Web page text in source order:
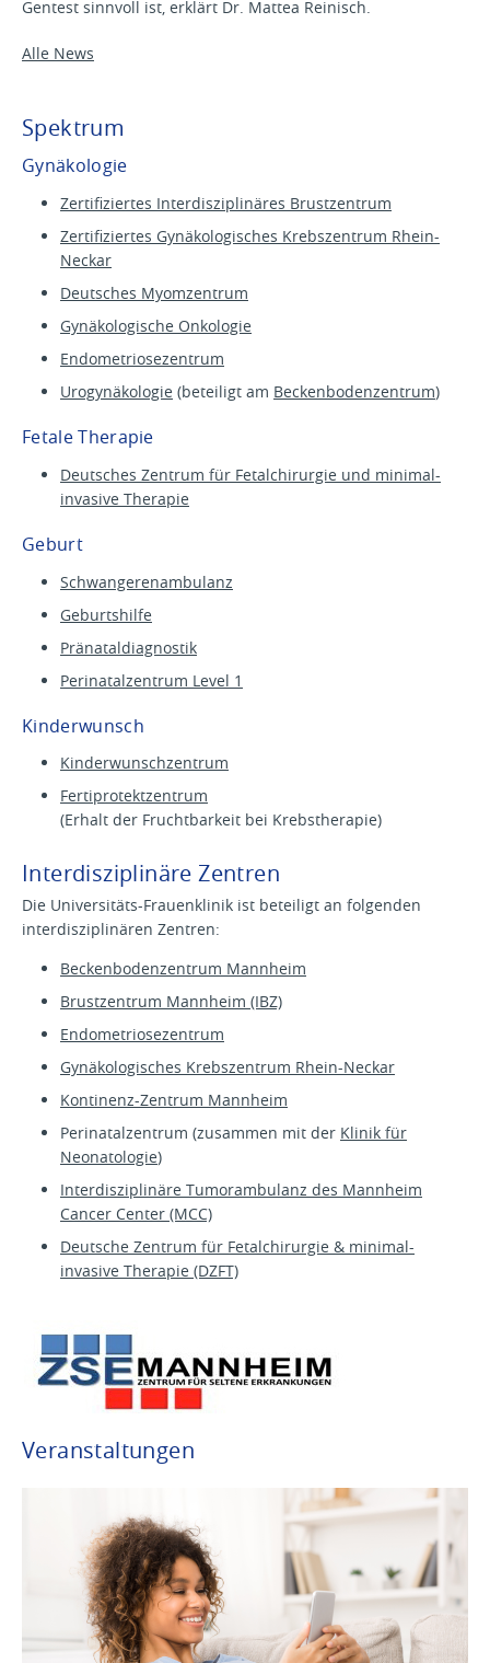
Gentest sinnvoll ist, erklärt Dr. Mattea Reinisch.
Alle News
Spektrum
Gynäkologie
Zertifiziertes Interdisziplinäres Brustzentrum
Zertifiziertes Gynäkologisches Krebszentrum Rhein-
Neckar
Deutsches Myomzentrum
Gynäkologische Onkologie
Endometriosezentrum
Urogynäkologie (beteiligt am Beckenbodenzentrum)
Fetale Therapie
Deutsches Zentrum für Fetalchirurgie und minimal-
invasive Therapie
Geburt
Schwangerenambulanz
Geburtshilfe
Pränataldiagnostik
Perinatalzentrum Level 1
Kinderwunsch
Kinderwunschzentrum
Fertiprotektzentrum
(Erhalt der Fruchtbarkeit bei Krebstherapie)
Interdisziplinäre Zentren
Die Universitäts-Frauenklinik ist beteiligt an folgenden
interdisziplinären Zentren:
Beckenbodenzentrum Mannheim
Brustzentrum Mannheim (IBZ)
Endometriosezentrum
Gynäkologisches Krebszentrum Rhein-Neckar
Kontinenz-Zentrum Mannheim
Perinatalzentrum (zusammen mit der Klinik für
Neonatologie)
Interdisziplinäre Tumorambulanz des Mannheim
Cancer Center (MCC)
Deutsche Zentrum für Fetalchirurgie & minimal-
invasive Therapie (DZFT)
Veranstaltungen